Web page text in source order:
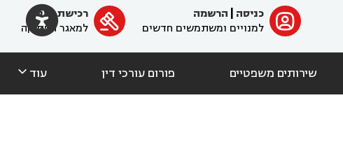
 ﱐ כניסה
הרשמה
למנויים ומשתמשים חדשים

רכישת מנוי
למאגר הפסיקה
שירותים משפטיים פורום עורכי דין עוד 